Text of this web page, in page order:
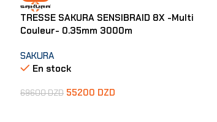
TRESSE SAKURA SENSIBRAID 8X -Multi
Couleur- 0.35mm 3000m
SAKURA
En stock
69600DZD 55200 DZD